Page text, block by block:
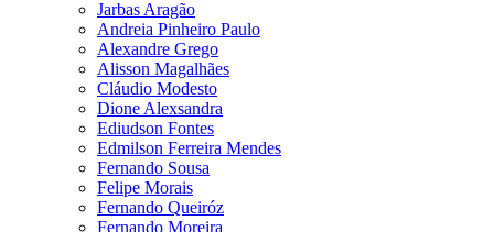
Jarbas Aragão
Andreia Pinheiro Paulo
Alexandre Grego
Alisson Magalhães
Cláudio Modesto
Dione Alexsandra
Ediudson Fontes
Edmilson Ferreira Mendes
Fernando Sousa
Felipe Morais
Fernando Queiróz
Fernando Moreira